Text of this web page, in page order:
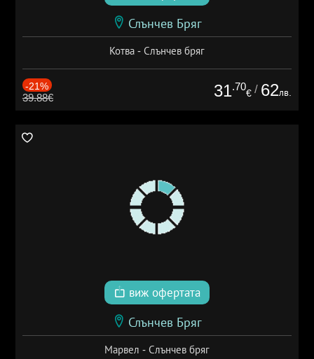
Слънчев Бряг
Котва - Слънчев бряг
-21%
39.88€ 31.70
€ / 62лв.
виж офертата
Слънчев Бряг
Марвел - Слънчев бряг